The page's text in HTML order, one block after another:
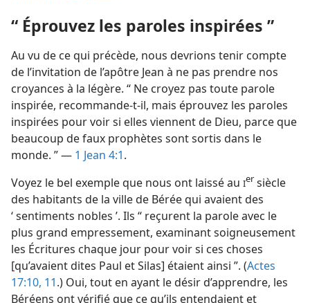
“ Éprouvez les paroles inspirées ”
Au vu de ce qui précède, nous devrions tenir compte
de l’invitation de l’apôtre Jean à ne pas prendre nos
croyances à la légère. “ Ne croyez pas toute parole
inspirée, recommande-​t-​il, mais éprouvez les paroles
inspirées pour voir si elles viennent de Dieu, parce que
beaucoup de faux prophètes sont sortis dans le
monde. ” — 1 Jean 4:1.
Voyez le bel exemple que nous ont laissé au Ier siècle
des habitants de la ville de Bérée qui avaient des
‘ sentiments nobles ’. Ils “ reçurent la parole avec le
plus grand empressement, examinant soigneusement
les Écritures chaque jour pour voir si ces choses
[qu’avaient dites Paul et Silas] étaient ainsi ”. (Actes
17:10, 11.) Oui, tout en ayant le désir d’apprendre, les
Béréens ont vérifié que ce qu’ils entendaient et